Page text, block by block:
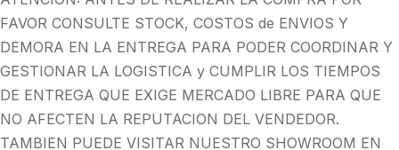
FAVOR CONSULTE STOCK, COSTOS de ENVIOS Y
DEMORA EN LA ENTREGA PARA PODER COORDINAR Y
GESTIONAR LA LOGISTICA y CUMPLIR LOS TIEMPOS
DE ENTREGA QUE EXIGE MERCADO LIBRE PARA QUE
NO AFECTEN LA REPUTACION DEL VENDEDOR.
TAMBIEN PUEDE VISITAR NUESTRO SHOWROOM EN